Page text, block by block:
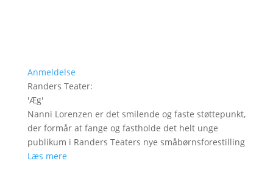
Anmeldelse
Randers Teater:
'Æg'
Nanni Lorenzen er det smilende og faste støttepunkt,
der formår at fange og fastholde det helt unge
publikum i Randers Teaters nye småbørnsforestilling
Læs mere